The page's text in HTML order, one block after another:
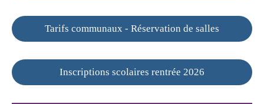
Tarifs communaux - Réservation de salles
Inscriptions scolaires rentrée 2026